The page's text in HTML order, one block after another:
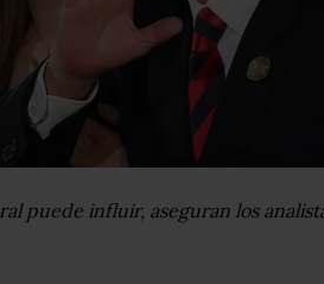
puede influir, aseguran los